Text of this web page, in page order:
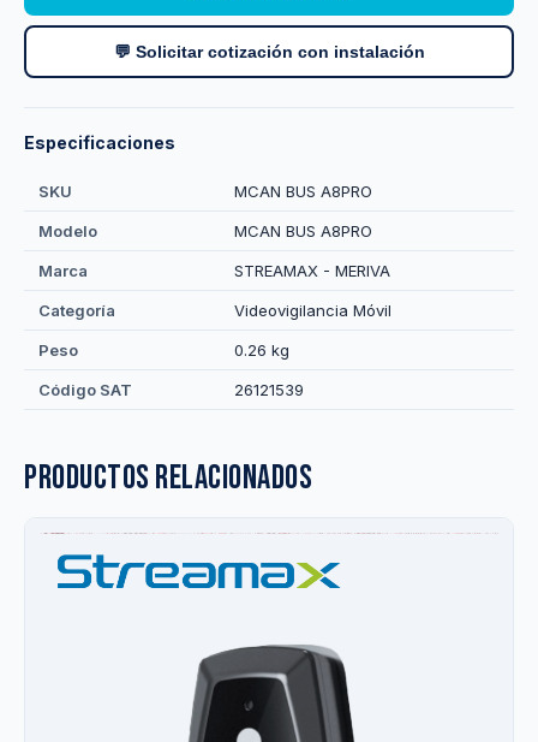
💬 Solicitar cotización con instalación
Especificaciones
SKU MCAN BUS A8PRO
Modelo MCAN BUS A8PRO
Marca STREAMAX - MERIVA
Categoría Videovigilancia Móvil
Peso 0.26 kg
Código SAT 26121539
Productos relacionados